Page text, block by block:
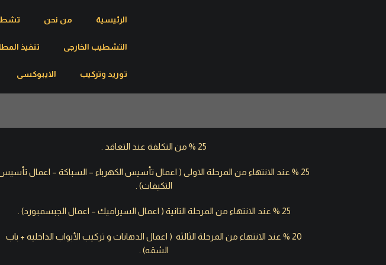
الرئيسية من نحن
التشطيب الخارجى تنفيذ
توريد وتركيب الايبوكسى
25 % من التكلفة عند التعاقد .
25 % عند الانتهاء من المرحلة الاولى ( اعمال تأسيس الكهرباء – السباكة – اعمال
التكيفات) .
25 % عند الانتهاء من المرحلة التانية ( اعمال السيراميك – اعمال الجبسمبورد) .
20 % عند الانتهاء من المرحلة الثالثه ( اعمال الدهانات و تركيب الأبواب الداخليه + باب
الشقه) .